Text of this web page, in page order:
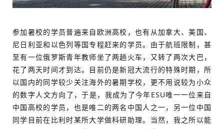
参加暑校的学员普遍来自欧洲高校，也有从加拿大、美国、
尼日利亚和以色列等国专程赶来的学员。由于航班限制，甚
至有一位俄罗斯青年教师坐了两趟火车，又转了两次大巴，
花了两天时间才到达。目前仍是新冠大流行的特殊时期，所
以国内的同学较少关注海外的暑期学校，更不用说较为小众
的数字人文方向了，于是，我成为了今年ESU唯一一位来自
中国高校的学员，也是唯二的两名中国人之一，另一位中国
同学目前在比利时某所大学做科研助理。当然，我之所以能